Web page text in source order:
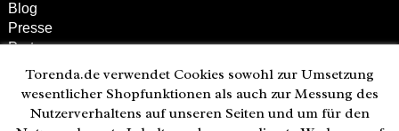
Blog
Presse
Partner
Versand und Zahlung
Bestellung wiederrufen
Kunden-Hotline
Torenda.de verwendet Cookies sowohl zur Umsetzung
wesentlicher Shopfunktionen als auch zur Messung des
Nutzerverhaltens auf unseren Seiten und um für den